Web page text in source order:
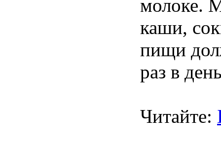
молоке.
каши,
пищи
раз в
Читайте: